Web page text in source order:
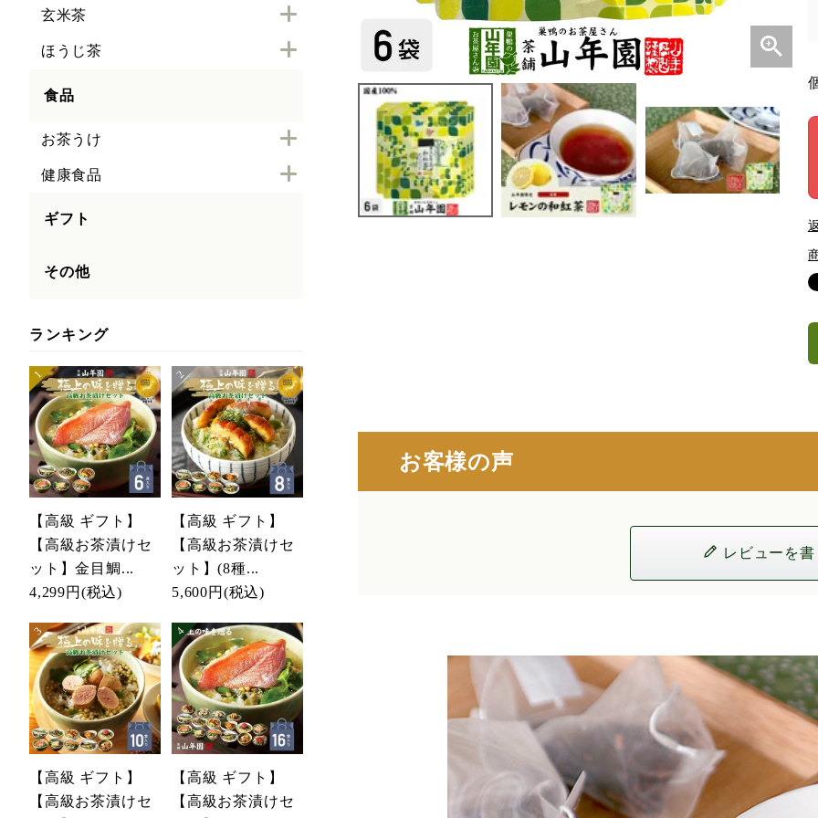
玄米茶
ほうじ茶
食品
お茶うけ
健康食品
ギフト
その他
ランキング
【高級 ギフト】
【高級お茶漬けセ
ット】金目鯛...
4,299円 (税込)
【高級 ギフト】
【高級お茶漬けセ
ット】(8種...
5,600円 (税込)
【高級 ギフト】
【高級お茶漬けセ
【高級 ギフト】
【高級お茶漬けセ
お客様の声
レビューを書